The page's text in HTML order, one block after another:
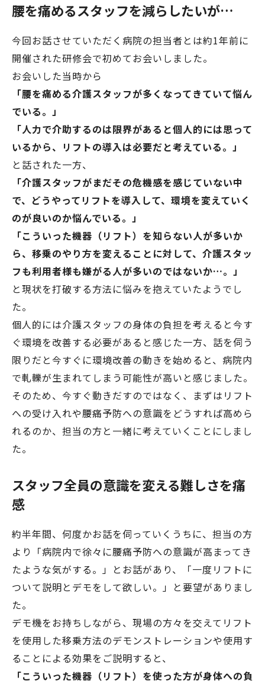
腰を痛めるスタッフを減らしたいが…
今回お話させていただく病院の担当者とは約1年前に
開催された研修会で初めてお会いしました。
お会いした当時から
「腰を痛める介護スタッフが多くなってきていて悩ん
でいる。」
「人力で介助するのは限界があると個人的には思って
いるから、リフトの導入は必要だと考えている。」
と話された一方、
「介護スタッフがまだその危機感を感じていない中
で、どうやってリフトを導入して、環境を変えていく
のが良いのか悩んでいる。」
「こういった機器（リフト）を知らない人が多いか
ら、移乗のやり方を変えることに対して、介護スタッ
フも利用者様も嫌がる人が多いのではないか…。」
と現状を打破する方法に悩みを抱えていたようでし
た。
個人的には介護スタッフの身体の負担を考えると今す
ぐ環境を改善する必要があると感じた一方、話を伺う
限りだと今すぐに環境改善の動きを始めると、病院内
で軋轢が生まれてしまう可能性が高いと感じました。
そのため、今すぐ動きだすのではなく、まずはリフト
への受け入れや腰痛予防への意識をどうすれば高めら
れるのか、担当の方と一緒に考えていくことにしまし
た。
スタッフ全員の意識を変える難しさを痛
感
約半年間、何度かお話を伺っていくうちに、担当の方
より「病院内で徐々に腰痛予防への意識が高まってき
たような気がする。」とお話があり、「一度リフトに
ついて説明とデモをして欲しい。」と要望がありまし
た。
デモ機をお持ちしながら、現場の方々を交えてリフト
を使用した移乗方法のデモンストレーションや使用す
ることによる効果をご説明すると、
「こういった機器（リフト）を使った方が身体への負